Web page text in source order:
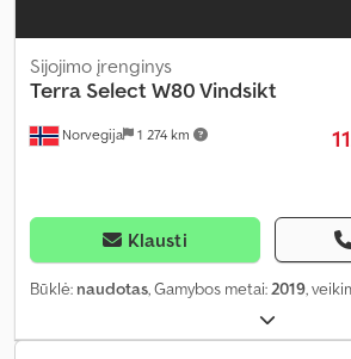
Norvegija 1 274 km
Sijojimo įrenginys
Terra Select W80 Vindsikt
Klausti
Būklė: naudotas, Gamybos metai:2019,